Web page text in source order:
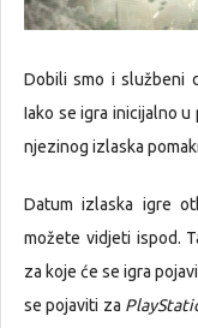
Dobili smo i službeni
Iako se igra inicijalno
njezinog izlaska
Datum izlaska igre
možete vidjeti ispod.
za koje će se igra
se pojaviti za